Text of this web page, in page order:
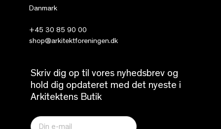
Danmark
+45 30 85 90 00
shop@arkitektforeningen.dk
Skriv dig op til vores nyhedsbrev og
hold dig opdateret med det nyeste i
Arkitektens Butik